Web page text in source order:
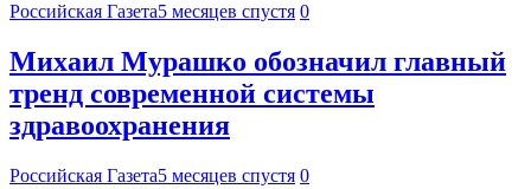
Российская Газета5 месяцев спустя 0
Михаил Мурашко обозначил главный
тренд современной системы
здравоохранения
Российская Газета5 месяцев спустя 0